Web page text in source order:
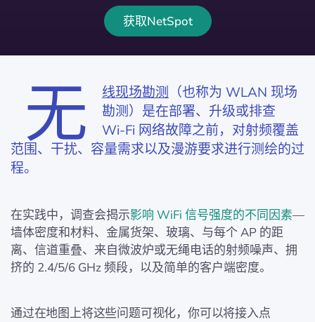
获取NetSpot
无 线现场勘测 （也称为 WLAN 现场
勘测）是在部署、升级或排查
Wi‑Fi 网络故障之前，对射频覆盖
范围、干扰、容量需求以及漫游要求进行测绘的过
程。
在实践中，调查会揭示影响 WiFi 信号强度的不同因素—
墙体密度和材料、金属货架、玻璃、与每个 AP 的距
离、信道重叠、来自微波炉或无绳电话的射频噪声、拥
挤的 2.4/5/6 GHz 频段，以及简单的客户端密度。
通过在地图上将这些问题可视化，你可以将接入点